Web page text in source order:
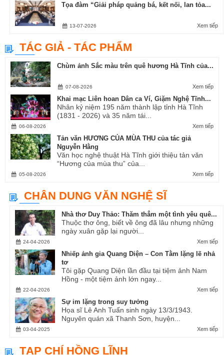
Tọa đàm “Giải pháp quảng bá, kết nối, lan tỏa...
Xem tiếp
13-07-2026
TÁC GIẢ - TÁC PHẨM
Chùm ảnh Sắc màu trên quê hương Hà Tĩnh của...
Xem tiếp
07-08-2026
Khai mạc Liên hoan Dân ca Ví, Giặm Nghệ Tĩnh...
Nhân kỷ niệm 195 năm thành lập tỉnh Hà Tĩnh
(1831 - 2026) và 35 năm tái...
Xem tiếp
06-08-2026
Tản văn HƯƠNG CỦA MÙA THU của tác giả
Nguyễn Hằng
Văn học nghệ thuật Hà Tĩnh giới thiệu tản văn
“Hương của mùa thu” của...
Xem tiếp
05-08-2026
CHÂN DUNG VĂN NGHỆ SĨ
Nhà thơ Duy Thảo: Thăm thẳm một tình yêu quê...
Thuộc thơ ông, biết về ông đã lâu nhưng những
ngày xuân gặp lại người...
Xem tiếp
24-04-2026
Nhiếp ảnh gia Quang Diện – Con Tằm lặng lẽ nhả
tơ
Tôi gặp Quang Diện lần đầu tại tiệm ảnh Nam
Hồng - một tiệm ảnh lớn ngay...
Xem tiếp
22-04-2026
Sự im lặng trong suy tưởng
Họa sĩ Lê Anh Tuấn sinh ngày 13/3/1943.
Nguyên quán xã Thanh Sơn, huyện...
Xem tiếp
03-04-2025
TẠP CHÍ HỒNG LĨNH